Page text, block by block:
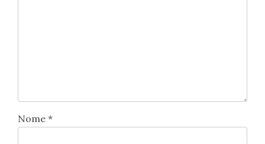
Nome *